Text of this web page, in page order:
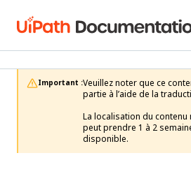
Important :Veuillez noter que ce
partie à l’aide de la
La localisation du
peut prendre 1 à 2
disponible.